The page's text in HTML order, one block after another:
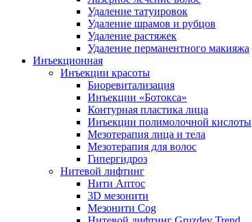
Удаление татуировок
Удаление шрамов и рубцов
Удаление растяжек
Удаление перманентного макияжа
Инъекционная
Инъекции красоты
Биоревитализация
Инъекции «Ботокса»
Контурная пластика лица
Инъекции полимолочной кислоты
Мезотерапия лица и тела
Мезотерапия для волос
Гипергидроз
Нитевой лифтинг
Нити Аптос
3D мезонити
Мезонити Cog